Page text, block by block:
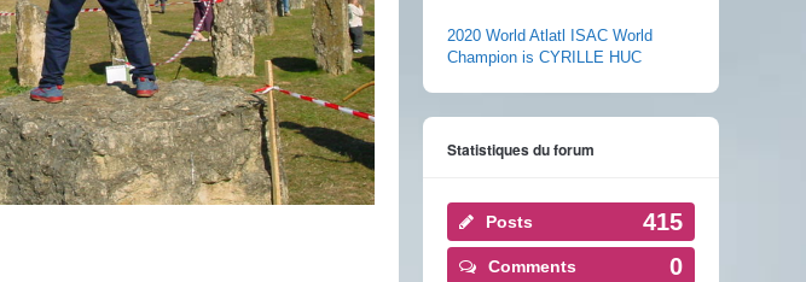
2020 World Atlatl ISAC World
Champion is CYRILLE HUC
Statistiques du forum
Posts 415
Comments 0